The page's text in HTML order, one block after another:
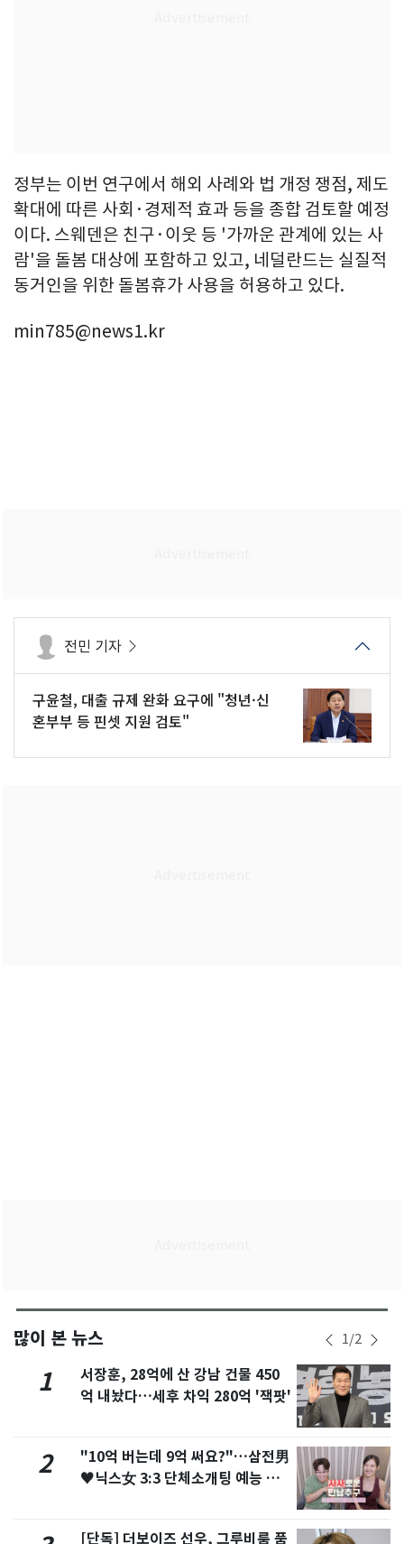
정부는 이번 연구에서 해외 사례와 법 개정 쟁점, 제도
확대에 따른 사회·경제적 효과 등을 종합 검토할 예정
이다. 스웨덴은 친구·이웃 등 '가까운 관계에 있는 사
람'을 돌봄 대상에 포함하고 있고, 네덜란드는 실질적
동거인을 위한 돌봄휴가 사용을 허용하고 있다.
min785@news1.kr
전민 기자
구윤철, 대출 규제 완화 요구에 "청년·신
혼부부 등 핀셋 지원 검토"
많이 본 뉴스 1/2
1
서장훈, 28억에 산 강남 건물 450
억 내놨다…세후 차익 280억 '잭팟'
2
"10억 버는데 9억 써요?"…삼전男
♥닉스女 3:3 단체소개팅 예능 화
[단독] 더보이즈 선우, 그루비룸 품